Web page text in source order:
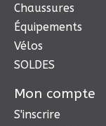
Chaussures
Équipements
Vélos
SOLDES
Mon compte
S'inscrire